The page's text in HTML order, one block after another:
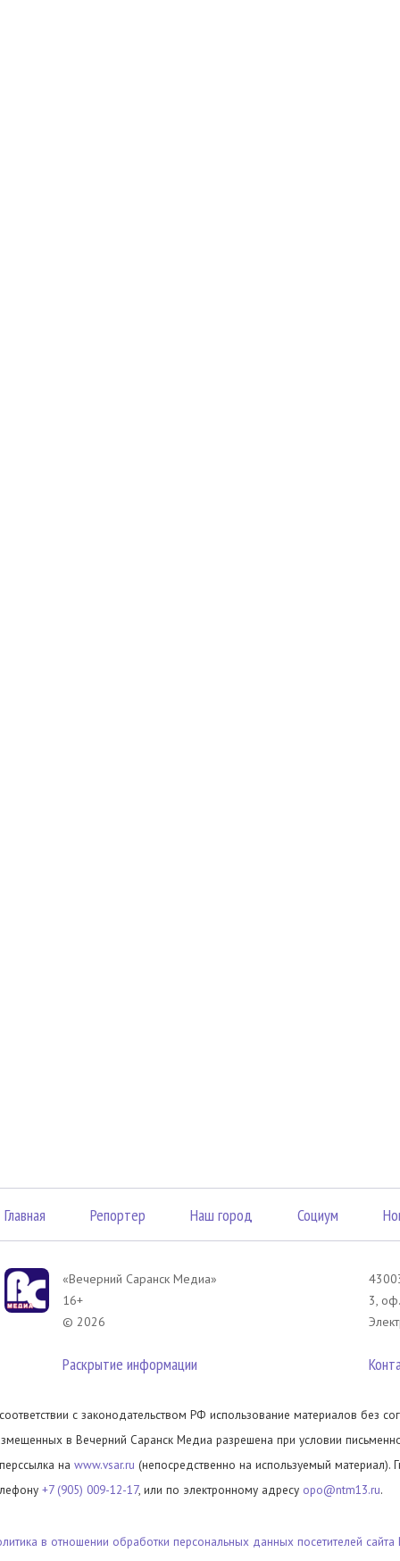
Главная Репортер Наш город Социум
«Вечерний Саранск Mедиа»
16+
© 2026
Раскрытие информации
3,
с законодательством РФ использование материалов без
в Вечерний Саранск Медиа разрешена при условии
на www.vsar.ru (непосредственно на используемый материал).
+7 (905) 009-12-17, или по электронному адресу opo@ntm13.ru.
в отношении обработки персональных данных посетителей